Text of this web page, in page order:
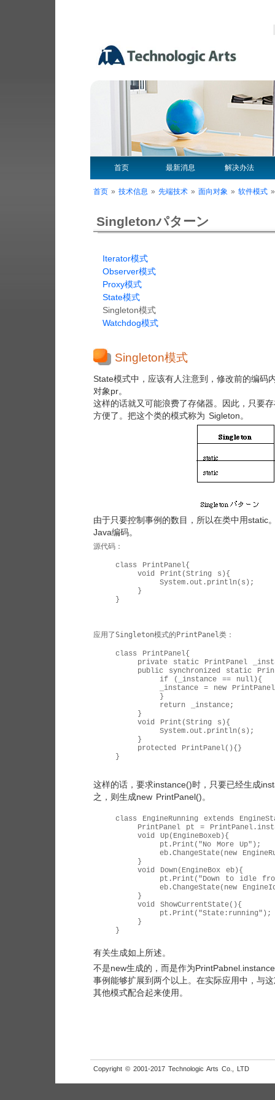
首页 最新消息 解决办法
首页 » 技术信息 » 先端技术 » 面向对象 » 软件模式
Singletonパターン
Iterator模式
Observer模式
Proxy模式
State模式
Singleton模式
Watchdog模式
Singleton模式
State模式中，应该有人注意到，修改前的编码
对象pr。
这样的话就又可能浪费了存储器。因此，只要
方便了。把这个类的模式称为 Sigleton。
由于只要控制事例的数目，所以在类中用static
Java编码。
源代码：
    class PrintPanel{
        void Print(String s){
            System.out.println(s);
        }
    }
应用了Singleton模式的PrintPanel类：
    class PrintPanel{
private static PrintPanel
public synchronized static
            if (_instance == null){
_instance = new
            }
            return _instance;
        }
        void Print(String s){
            System.out.println(s);
        }
        protected PrintPanel(){}
    }
这样的话，要求instance()时，只要已经生成
之，则生成new PrintPanel()。
class EngineRunning extends
PrintPanel pt =
        void Up(EngineBoxeb){
            pt.Print("No More Up");
eb.ChangeState(new
        }
        void Down(EngineBox eb){
pt.Print("Down to idle
eb.ChangeState(new
        }
        void ShowCurrentState(){
            pt.Print("State:running");
        }
    }
有关生成如上所述。
不是new生成的，而是作为
事例能够扩展到两个以上。在实际应用中，与
其他模式配合起来使用。
Copyright © 2001-2017 Technologic Arts Co., LTD